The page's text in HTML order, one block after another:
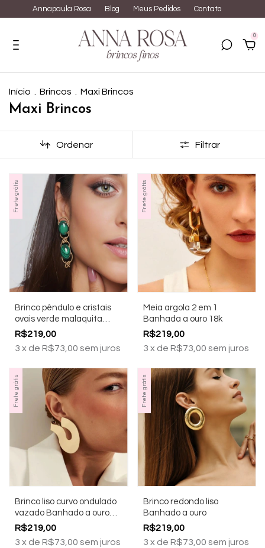
Annapaula Rosa Blog Meus Pedidos Contato
0
Início Brincos Maxi Brincos
Maxi Brincos
Ordenar Filtrar
Frete grátis
Brinco pêndulo e cristais
ovais verde malaquita
Banhado a ouro 18k
R$219,00
3 x de R$73,00 sem juros
Frete grátis
Meia argola 2 em 1
Banhada a ouro 18k
R$219,00
3 x de R$73,00 sem juros
Frete grátis
Brinco liso curvo ondulado
vazado Banhado a ouro
18k
R$219,00
3 x de R$73,00 sem juros
Frete grátis
Brinco redondo liso
Banhado a ouro
R$219,00
3 x de R$73,00 sem juros